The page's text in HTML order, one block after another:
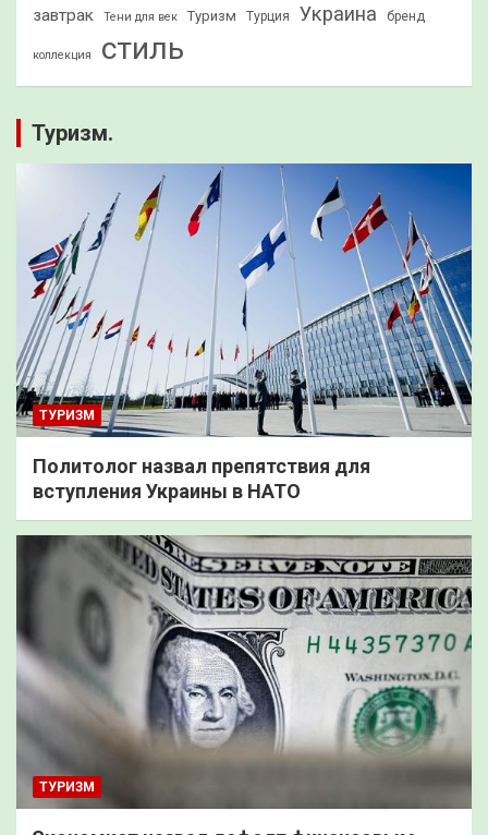
завтрак
Тени для век Туризм Турция Украина бренд
коллекция стиль
Туризм.
ТУРИЗМ
Политолог назвал препятствия для
вступления Украины в НАТО
ТУРИЗМ